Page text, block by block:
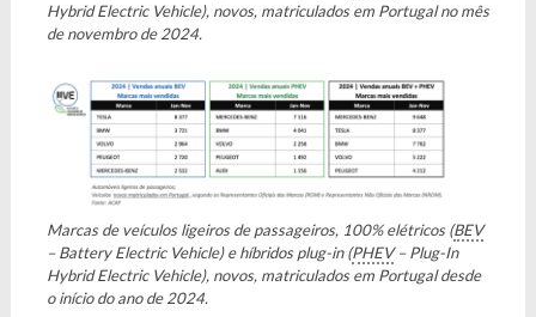
Hybrid Electric Vehicle), novos, matriculados em Portugal no mês
de novembro de 2024.
Marcas de veículos ligeiros de passageiros, 100% elétricos (BEV
– Battery Electric Vehicle) e híbridos plug-in (PHEV– Plug-In
Hybrid Electric Vehicle), novos, matriculados em Portugal desde
o início do ano de 2024.